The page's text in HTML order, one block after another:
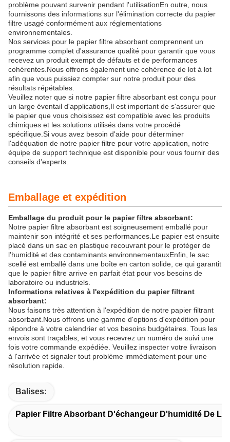
problème pouvant survenir pendant l'utilisationEn outre, nous
fournissons des informations sur l'élimination correcte du papier
filtre usagé conformément aux réglementations
environnementales.
Nos services pour le papier filtre absorbant comprennent un
programme complet d'assurance qualité pour garantir que vous
recevez un produit exempt de défauts et de performances
cohérentes.Nous offrons également une cohérence de lot à lot
afin que vous puissiez compter sur notre produit pour des
résultats répétables.
Veuillez noter que si notre papier filtre absorbant est conçu pour
un large éventail d'applications,Il est important de s'assurer que
le papier que vous choisissez est compatible avec les produits
chimiques et les solutions utilisés dans votre procédé
spécifique.Si vous avez besoin d'aide pour déterminer
l'adéquation de notre papier filtre pour votre application, notre
équipe de support technique est disponible pour vous fournir des
conseils d'experts.
Emballage et expédition
Emballage du produit pour le papier filtre absorbant:
Notre papier filtre absorbant est soigneusement emballé pour
maintenir son intégrité et ses performances.Le papier est ensuite
placé dans un sac en plastique recouvrant pour le protéger de
l'humidité et des contaminants environnementauxEnfin, le sac
scellé est emballé dans une boîte en carton solide, ce qui garantit
que le papier filtre arrive en parfait état pour vos besoins de
laboratoire ou industriels.
Informations relatives à l'expédition du papier filtrant
absorbant:
Nous faisons très attention à l'expédition de notre papier filtrant
absorbant.Nous offrons une gamme d'options d'expédition pour
répondre à votre calendrier et vos besoins budgétaires. Tous les
envois sont traçables, et vous recevrez un numéro de suivi une
fois votre commande expédiée. Veuillez inspecter votre livraison
à l'arrivée et signaler tout problème immédiatement pour une
résolution rapide.
Balises:
Papier Filtre Absorbant D'échangeur D'humidité De La